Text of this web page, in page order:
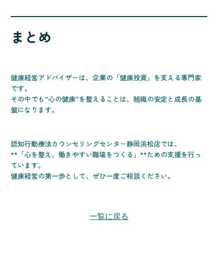
まとめ
健康経営アドバイザーは、企業の「健康投資」を支える専門家
です。
その中でも“心の健康”を整えることは、組織の安定と成長の基
盤になります。
認知行動療法カウンセリングセンター静岡浜松店では、
**「心を整え、働きやすい職場をつくる」**ための支援を行っ
ています。
健康経営の第一歩として、ぜひ一度ご相談ください。
一覧に戻る